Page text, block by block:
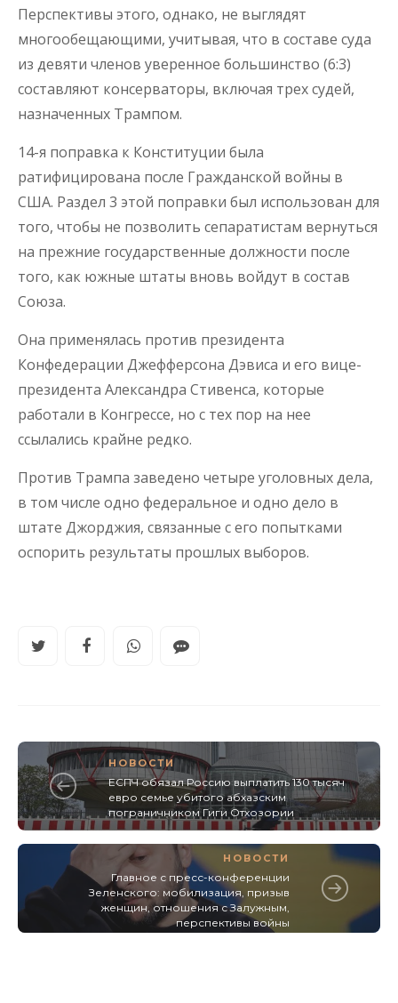
Перспективы этого, однако, не выглядят
многообещающими, учитывая, что в составе суда
из девяти членов уверенное большинство (6:3)
составляют консерваторы, включая трех судей,
назначенных Трампом.
14-я поправка к Конституции была
ратифицирована после Гражданской войны в
США. Раздел 3 этой поправки был использован для
того, чтобы не позволить сепаратистам вернуться
на прежние государственные должности после
того, как южные штаты вновь войдут в состав
Союза.
Она применялась против президента
Конфедерации Джефферсона Дэвиса и его вице-
президента Александра Стивенса, которые
работали в Конгрессе, но с тех пор на нее
ссылались крайне редко.
Против Трампа заведено четыре уголовных дела,
в том числе одно федеральное и одно дело в
штате Джорджия, связанные с его попытками
оспорить результаты прошлых выборов.
НОВОСТИ
ЕСПЧ обязал Россию выплатить 130 тысяч
евро семье убитого абхазским
пограничником Гиги Отхозории
НОВОСТИ
Главное с пресс-конференции
Зеленского: мобилизация, призыв
женщин, отношения с Залужным,
перспективы войны